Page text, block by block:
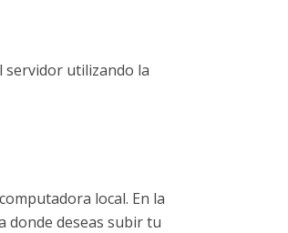
servidor utilizando la
local. En la
donde deseas subir tu